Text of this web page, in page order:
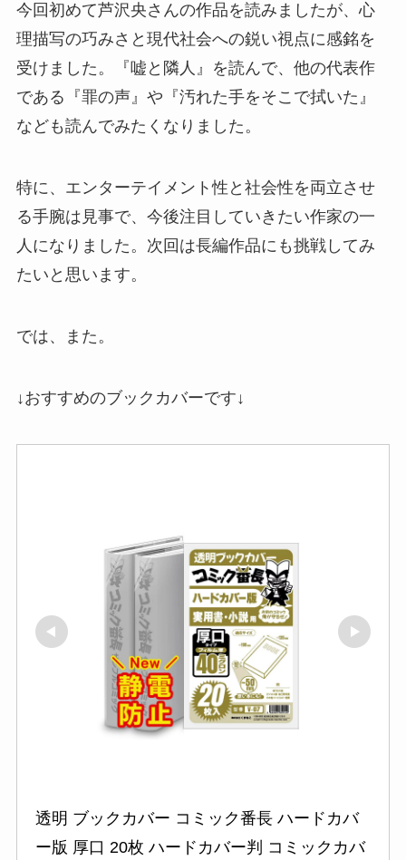
今回初めて芦沢央さんの作品を読みましたが、心
理描写の巧みさと現代社会への鋭い視点に感銘を
受けました。『嘘と隣人』を読んで、他の代表作
である『罪の声』や『汚れた手をそこで拭いた』
なども読んでみたくなりました。
特に、エンターテイメント性と社会性を両立させ
る手腕は見事で、今後注目していきたい作家の一
人になりました。次回は長編作品にも挑戦してみ
たいと思います。
では、また。
↓おすすめのブックカバーです↓
透明 ブックカバー コミック番長 ハードカバ
ー版 厚口 20枚 ハードカバー判 コミックカバ